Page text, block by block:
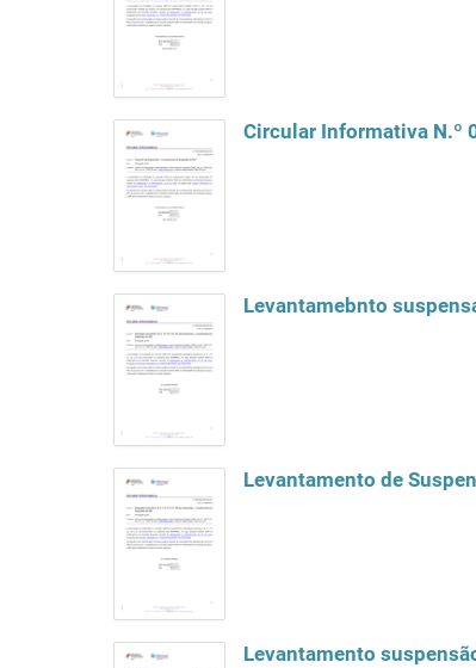
Circular Informativa N.º
Levantamebnto
Levantamento de
Levantamento